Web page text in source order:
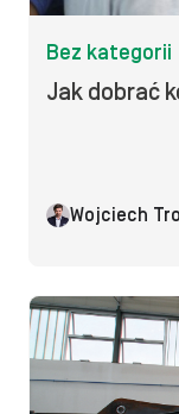
Bez kategorii
Jak dobrać
Wojciech